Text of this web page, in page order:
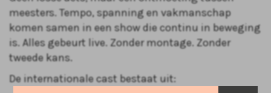
meesters. Tempo, spanning en vakmanschap
komen samen in een show die continu in beweging
is. Alles gebeurt live. Zonder montage. Zonder
tweede kans.
De internationale cast bestaat uit: